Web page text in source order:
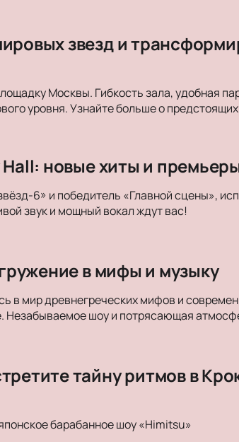
звезд и
Москвы. Гибкость зала, удобная
уровня. Узнайте больше о
новые хиты и
6» и победитель «Главной сцены»,
звук и мощный вокал ждут вас!
в мифы и музыку
в мир древнегреческих мифов и
шоу и потрясающая
тайну ритмов в
барабанное шоу «Himitsu»